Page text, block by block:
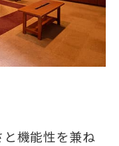
機能性を兼ね